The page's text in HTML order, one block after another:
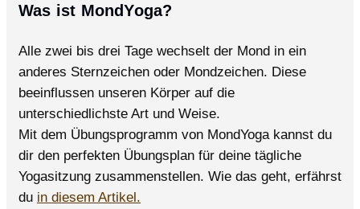
Was ist MondYoga?
Alle zwei bis drei Tage wechselt der Mond in ein
anderes Sternzeichen oder Mondzeichen. Diese
beeinflussen unseren Körper auf die
unterschiedlichste Art und Weise.
Mit dem Übungsprogramm von MondYoga kannst du
dir den perfekten Übungsplan für deine tägliche
Yogasitzung zusammenstellen. Wie das geht, erfährst
du in diesem Artikel.